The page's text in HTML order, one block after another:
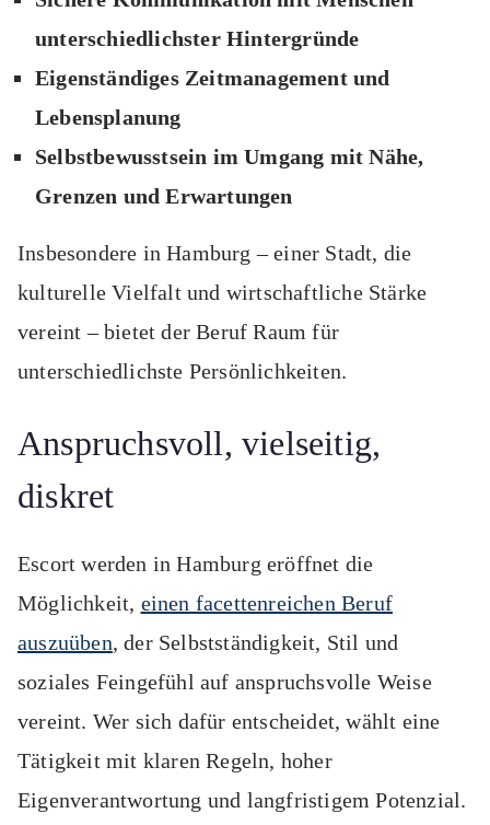
unterschiedlichster Hintergründe
Eigenständiges Zeitmanagement und
Lebensplanung
Selbstbewusstsein im Umgang mit Nähe,
Grenzen und Erwartungen
Insbesondere in Hamburg – einer Stadt, die
kulturelle Vielfalt und wirtschaftliche Stärke
vereint – bietet der Beruf Raum für
unterschiedlichste Persönlichkeiten.
Anspruchsvoll, vielseitig,
diskret
Escort werden in Hamburg eröffnet die
Möglichkeit, einen facettenreichen Beruf
auszuüben, der Selbstständigkeit, Stil und
soziales Feingefühl auf anspruchsvolle Weise
vereint. Wer sich dafür entscheidet, wählt eine
Tätigkeit mit klaren Regeln, hoher
Eigenverantwortung und langfristigem Potenzial.